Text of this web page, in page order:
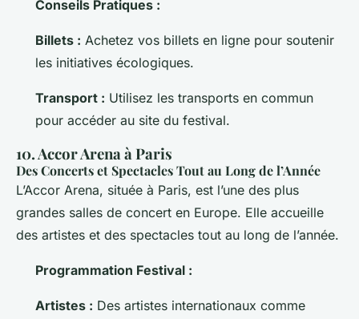
Conseils Pratiques :
Billets : Achetez vos billets en ligne pour soutenir
les initiatives écologiques.
Transport : Utilisez les transports en commun
pour accéder au site du festival.
10. Accor Arena à Paris
Des Concerts et Spectacles Tout au Long de l’Année
L’Accor Arena, située à Paris, est l’une des plus
grandes salles de concert en Europe. Elle accueille
des artistes et des spectacles tout au long de l’année.
Programmation Festival :
Artistes : Des artistes internationaux comme